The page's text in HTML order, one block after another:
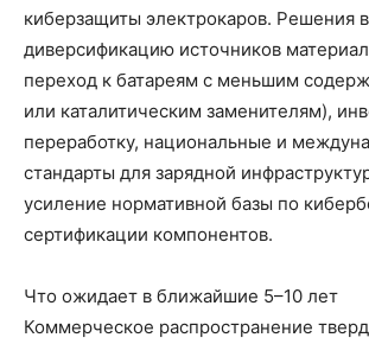
киберзащиты электрокаров. Решения
диверсификацию источников
переход к батареям с меньшим
или каталитическим заменителям),
переработку, национальные и
стандарты для зарядной
усиление нормативной базы по
сертификации компонентов.
Что ожидает в ближайшие 5–10 лет
Коммерческое распространение